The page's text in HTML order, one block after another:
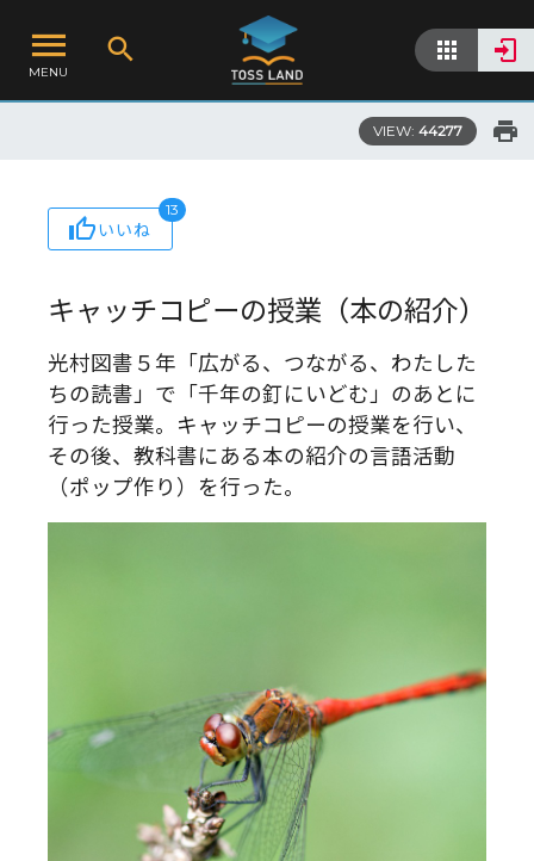
MENU
VIEW: 44277
いいね
13
キャッチコピーの授業（本の紹介）
光村図書５年「広がる、つながる、わたした
ちの読書」で「千年の釘にいどむ」のあとに
行った授業。キャッチコピーの授業を行い、
その後、教科書にある本の紹介の言語活動
（ポップ作り）を行った。